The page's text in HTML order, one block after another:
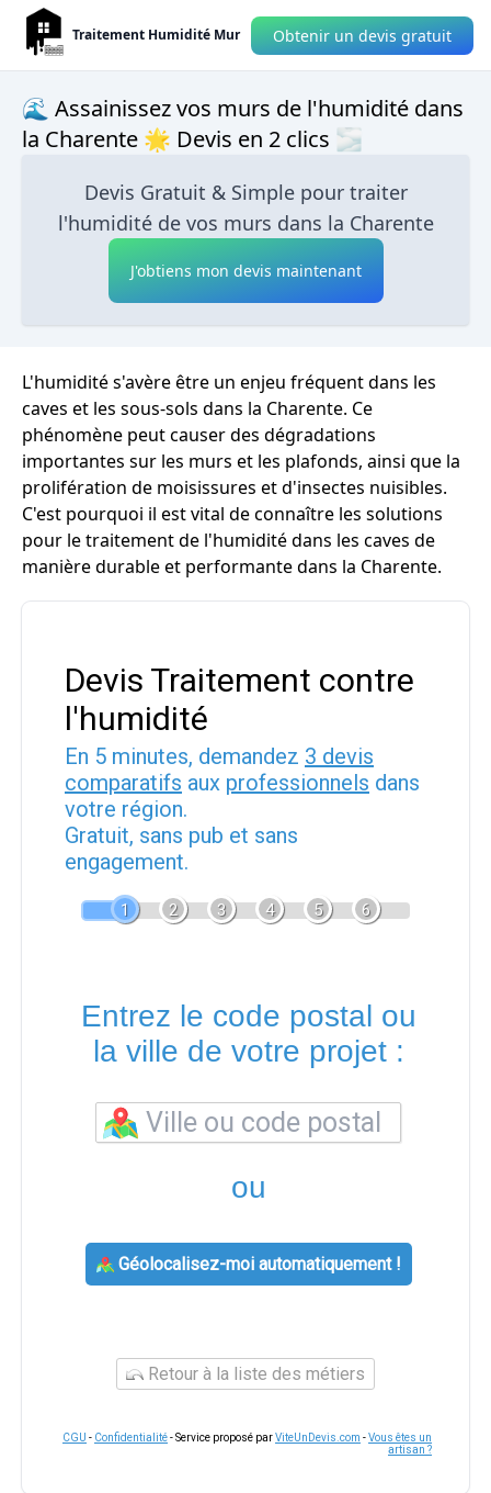
Traitement Humidité Mur Obtenir un devis gratuit
🌊 Assainissez vos murs de l'humidité dans
la Charente 🌟 Devis en 2 clics 🌫
Devis Gratuit & Simple pour traiter
l'humidité de vos murs dans la Charente
J'obtiens mon devis maintenant
L'humidité s'avère être un enjeu fréquent dans les
caves et les sous-sols dans la Charente. Ce
phénomène peut causer des dégradations
importantes sur les murs et les plafonds, ainsi que la
prolifération de moisissures et d'insectes nuisibles.
C'est pourquoi il est vital de connaître les solutions
pour le traitement de l'humidité dans les caves de
manière durable et performante dans la Charente.
Devis Traitement contre
l'humidité
En 5 minutes, demandez 3 devis
comparatifs aux professionnels dans
votre région.
Gratuit, sans pub et sans
engagement.
1 2 3 4 5 6
Entrez le code postal ou
la ville de votre projet :
ou
Géolocalisez-moi automatiquement !
Retour à la liste des métiers
CGU - Confidentialité- Service proposé parViteUnDevis.com -Vous êtes un
artisan ?